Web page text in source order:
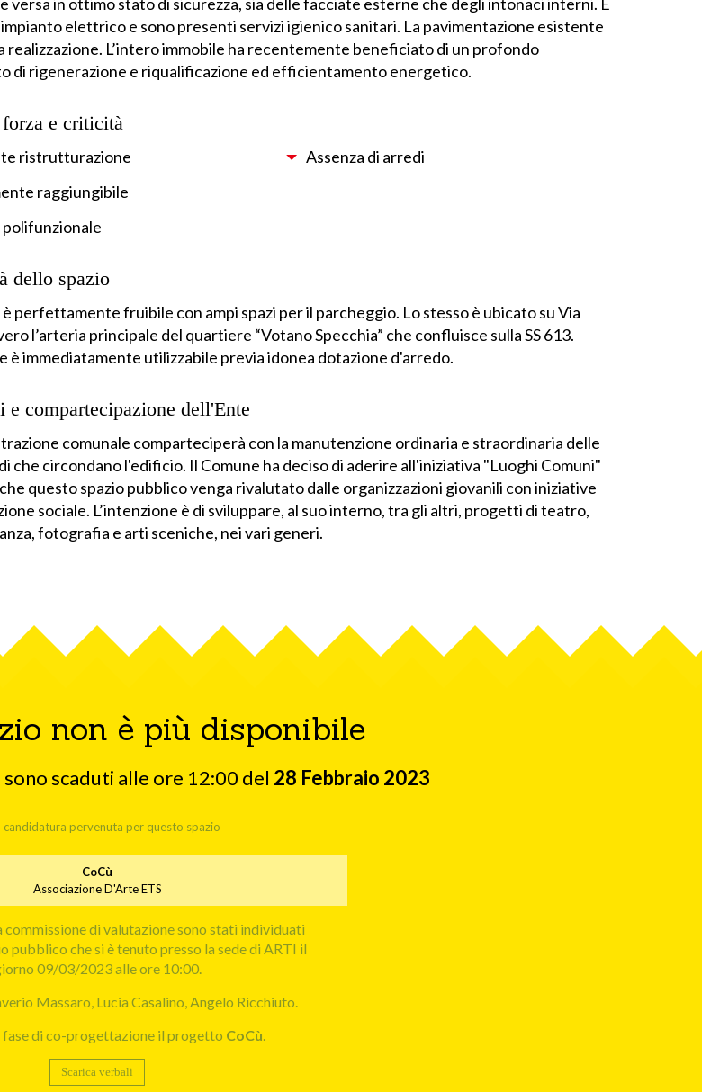
elettrico e sono presenti servizi igienico sanitari. La pavimentazione esistente
realizzazione. L’intero immobile ha recentemente beneficiato di un profondo
di rigenerazione e riqualificazione ed efficientamento energetico.
e criticità
ristrutturazione
raggiungibile
polifunzionale
Assenza di arredi
dello spazio
è perfettamente fruibile con ampi spazi per il parcheggio. Lo stesso è ubicato su Via
l’arteria principale del quartiere “Votano Specchia” che confluisce sulla SS 613.
è immediatamente utilizzabile previa idonea dotazione d'arredo.
e compartecipazione dell'Ente
comunale comparteciperà con la manutenzione ordinaria e straordinaria delle
che circondano l'edificio. Il Comune ha deciso di aderire all'iniziativa "Luoghi Comuni"
questo spazio pubblico venga rivalutato dalle organizzazioni giovanili con iniziative
sociale. L’intenzione è di sviluppare, al suo interno, tra gli altri, progetti di teatro,
fotografia e arti sceniche, nei vari generi.
non è più disponibile
scaduti alle ore 12:00 del 28 Febbraio 2023
candidatura pervenuta per questo spazio
CoCù
Associazione D'Arte ETS
commissione di valutazione sono stati individuati
pubblico che si è tenuto presso la sede di ARTI il
09/03/2023 alle ore 10:00.
Massaro, Lucia Casalino, Angelo Ricchiuto.
fase di co-progettazione il progetto CoCù.
Scarica verbali